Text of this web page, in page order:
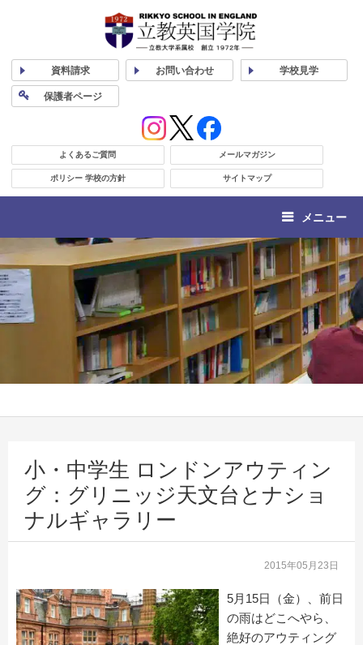
資料請求 お問い合わせ 学校見学
保護者ページ
よくあるご質問 メールマガジン
ポリシー 学校の方針 サイトマップ
メニュー
小・中学生 ロンドンアウティン
グ：グリニッジ天文台とナショ
ナルギャラリー
2015年05月23日
5月15日（金）、前日
の雨はどこへやら、
絶好のアウティング